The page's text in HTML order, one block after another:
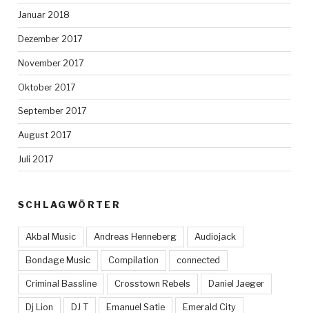
Januar 2018
Dezember 2017
November 2017
Oktober 2017
September 2017
August 2017
Juli 2017
SCHLAGWÖRTER
Akbal Music Andreas Henneberg Audiojack
Bondage Music Compilation connected
Criminal Bassline Crosstown Rebels Daniel Jaeger
Dj Lion DJ T Emanuel Satie Emerald City